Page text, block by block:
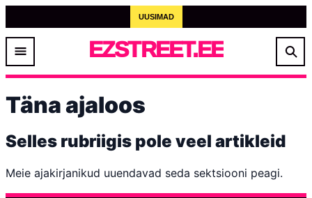
UUSIMAD
EZSTREET.EE
Täna ajaloos
Selles rubriigis pole veel artikleid
Meie ajakirjanikud uuendavad seda sektsiooni peagi.